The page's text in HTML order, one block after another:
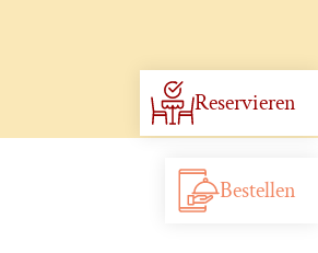
Bestellen
Reservieren